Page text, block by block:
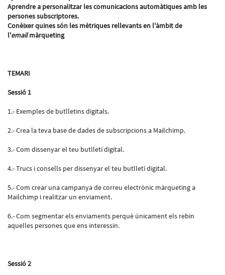
Aprendre a personalitzar les comunicacions automàtiques amb les
persones subscriptores.
Conèixer quines són les mètriques rellevants en l'àmbit de
l'emailmàrqueting
TEMARI
Sessió 1
1.- Exemples de butlletins digitals.
2.- Crea la teva base de dades de subscripcions a Mailchimp.
3.- Com dissenyar el teu butlletí digital.
4.- Trucs i consells per dissenyar el teu butlletí digital.
5.- Com crear una campanya de correu electrònic màrqueting a
Mailchimp i realitzar un enviament.
6.- Com segmentar els enviaments perquè únicament els rebin
aquelles persones que ens interessin.
Sessió 2